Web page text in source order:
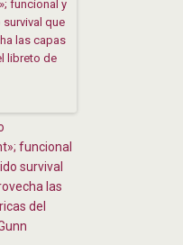
funcional
survival
las
del